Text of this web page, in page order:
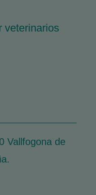
veterinarios
Vallfogona de